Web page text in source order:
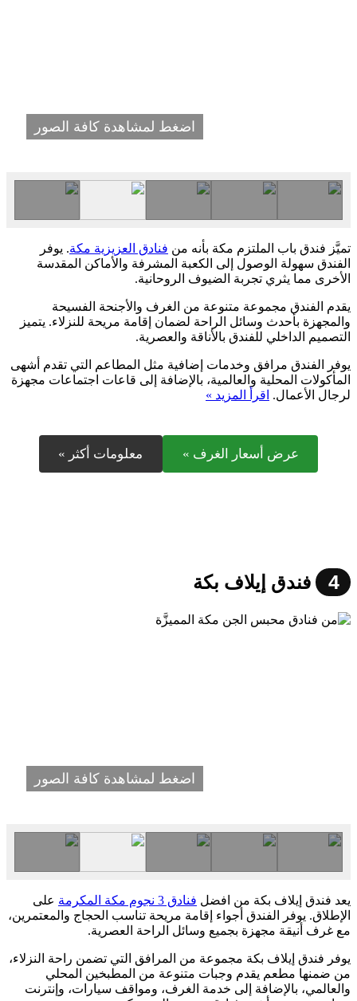
اضغط لمشاهدة كافة الصور
تميَّز فندق باب الملتزم مكة بأنه من فنادق العزيزية مكة. يوفر
الفندق سهولة الوصول إلى الكعبة المشرفة والأماكن المقدسة
الأخرى مما يثري تجربة الضيوف الروحانية.
يقدم الفندق مجموعة متنوعة من الغرف والأجنحة الفسيحة
والمجهزة بأحدث وسائل الراحة لضمان إقامة مريحة للنزلاء. يتميز
التصميم الداخلي للفندق بالأناقة والعصرية.
يوفر الفندق مرافق وخدمات إضافية مثل المطاعم التي تقدم أشهى
المأكولات المحلية والعالمية، بالإضافة إلى قاعات اجتماعات مجهزة
لرجال الأعمال. اقرأ المزيد »
عرض أسعار الغرف » معلومات أكثر »
4 فندق إيلاف بكة
اضغط لمشاهدة كافة الصور
يعد فندق إيلاف بكة من افضل فنادق 3 نجوم مكة المكرمة
على
الإطلاق. يوفر الفندق أجواء إقامة مريحة تناسب الحجاج والمعتمرين،
مع غرف أنيقة مجهزة بجميع وسائل الراحة العصرية.
يوفر فندق إيلاف بكة مجموعة من المرافق التي تضمن راحة النزلاء،
من ضمنها مطعم يقدم وجبات متنوعة من المطبخين المحلي
والعالمي، بالإضافة إلى خدمة الغرف، ومواقف سيارات، وإنترنت